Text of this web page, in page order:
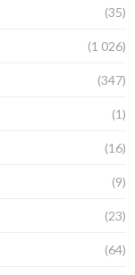
(35)
(1 026)
(347)
(1)
(16)
(9)
(23)
(64)